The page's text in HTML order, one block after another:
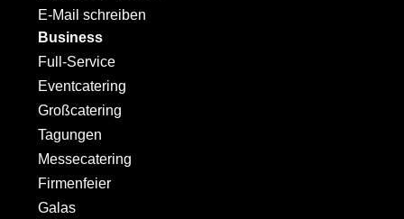
E-Mail schreiben
Business
Full-Service
Eventcatering
Großcatering
Tagungen
Messecatering
Firmenfeier
Galas